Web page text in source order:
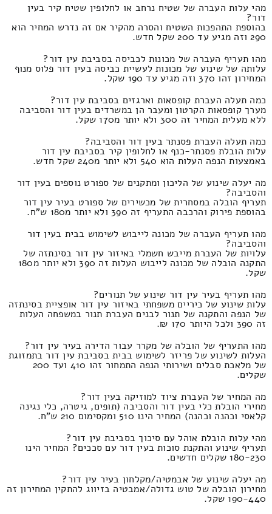
מהי עלות העברה של שטיח נרחב או לחלופין שטיח קיר בעין
דור?
בהוספת התהפכות השטיח והסרה מהקיר אם זה נדרש המחיר הוא
290 וזה מגיע עד 200 שקל חדש.
מהו תעריף העברה של מכונות לכביסה בסביבת עין דור?
עלותה של שינוע של מכונות לעשיית כביסה בעין דור פלוס מנוף
המחירון זהו 370 וזה מגיע עד 190 שקל.
כמה תעלה העברת קופסאות וארגזים בסביבת עין דור?
מערך קופסאות הקרטון ומעבר הן במשרדים בעין דור והסביבה
ללא מעלית המחיר זה 300 ולא יותר מ170 שקל.
כמה תעלה העברת פסנתר בעין דור והסביבה?
עלות הובלת פסנתר-כנף או לחלופין קיר בסביבת עין דור
באמצעות הנפה העלות הוא 540 ולא יותר מ240 שקל חדש.
מה יעלה שינוע של הליכון ומתקנים של ספורט נוספים בעין דור
והסביבה?
תעריף הובלה במסחרית של מכשירים של ספורט בעיר עין דור
בהוספת פירוק והרכבה התעריף זה 390 ולא יותר מ180 ש"ח.
מהו תעריף העברה של מכונה לייבוש לשימוש בבית בעין דור
והסביבה?
עלויות של העברת מייבש חשמלי באיזור עין דור בסינתזה של
התקנה הובלה של מכונה לייבוש העלות זה 390 ולא יותר מ180
שקל.
מהו תעריף בעיר עין דור שינוע של תנורים?
עלות שינוע של כיריים משפחתי באיזור עין דור אופציית בסינתזה
של הנפה והתקנה של תנור לבנים העברת תנור במשפחה העלות
זה 390 ולכל היותר 170 ₪.
מהו התעריף של הובלה של מקרר עבור הדירה בעיר עין דור?
העלות לשינוע של פריזר לשימוש בבית בסביבת עין דור בתמזוגת
של מלאכת סבלים ושירותי הנפה התמחור זהו 410 ועד 200
שקלים.
מה המחיר של העברת ציוד למוזיקה בעין דור?
מחירי הובלת כלי בעין דור והסביבה (תופים, גיטרה, כלי נגינה
קלאסי וכהנה וכהנה) המחיר הינו 510 ומקסימום 210 ש"ח.
מהי עלות הובלת אוהל עם סיכוך בסביבת עין דור?
תעריף שינוע והתקנת סוכות בעין דור עם סככים? המחיר הינו
180-230 שקלים חדשים.
מה יעלה שינוע של אבמטיה/מקלחון בעיר עין דור?
מחירון הובלה של טוש גדולה/אמבטיה בזיווג להתקין המחירון זה
190-440 שקל.